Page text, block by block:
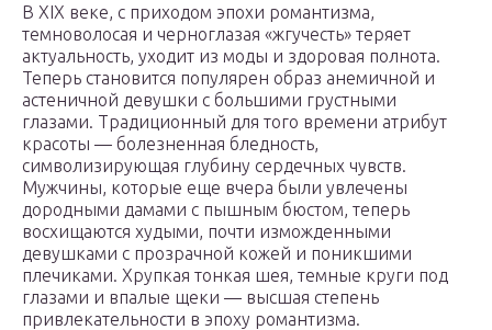
В XIX веке, с приходом эпохи романтизма,
темноволосая и черноглазая «жгучесть» теряет
актуальность, уходит из моды и здоровая полнота.
Теперь становится популярен образ анемичной и
астеничной девушки с большими грустными
глазами. Традиционный для того времени атрибут
красоты — болезненная бледность,
символизирующая глубину сердечных чувств.
Мужчины, которые еще вчера были увлечены
дородными дамами с пышным бюстом, теперь
восхищаются худыми, почти изможденными
девушками с прозрачной кожей и поникшими
плечиками. Хрупкая тонкая шея, темные круги под
глазами и впалые щеки — высшая степень
привлекательности в эпоху романтизма.